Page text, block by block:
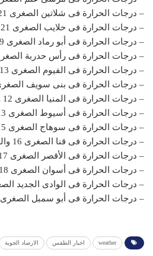
– درجات الحرارة فى شلاتين الصغرى 21 والعظمى 32
– درجات الحرارة فى حلايب الصغرى 21 والعظمى 29
– درجات الحرارة فى أبو رماد الصغرى 19 والعظمى 28
– درجات الحرارة فى رأس حدربة الصغرى 19 والعظمى
– درجات الحرارة فى الفيوم الصغرى 13 والعظمى 31
– درجات الحرارة فى بنى سويف الصغرى 13 والعظمى
– درجات الحرارة فى المنيا الصغرى 12 والعظمى 32
– درجات الحرارة فى أسيوط الصغرى 13 والعظمى 33
– درجات الحرارة فى سوهاج الصغرى 15 والعظمى 34
– درجات الحرارة فى قنا الصغرى 16 والعظمى 34
– درجات الحرارة فى الأقصر الصغرى 17 والعظمى 35
– درجات الحرارة فى أسوان الصغرى 18 والعظمى 36
– درجات الحرارة فى الوادى الجديد الصغرى 16
– درجات الحرارة فى أبو سمبل الصغرى 17 والعظمى 34
weather اخبار الطقس الارصاد الجوية